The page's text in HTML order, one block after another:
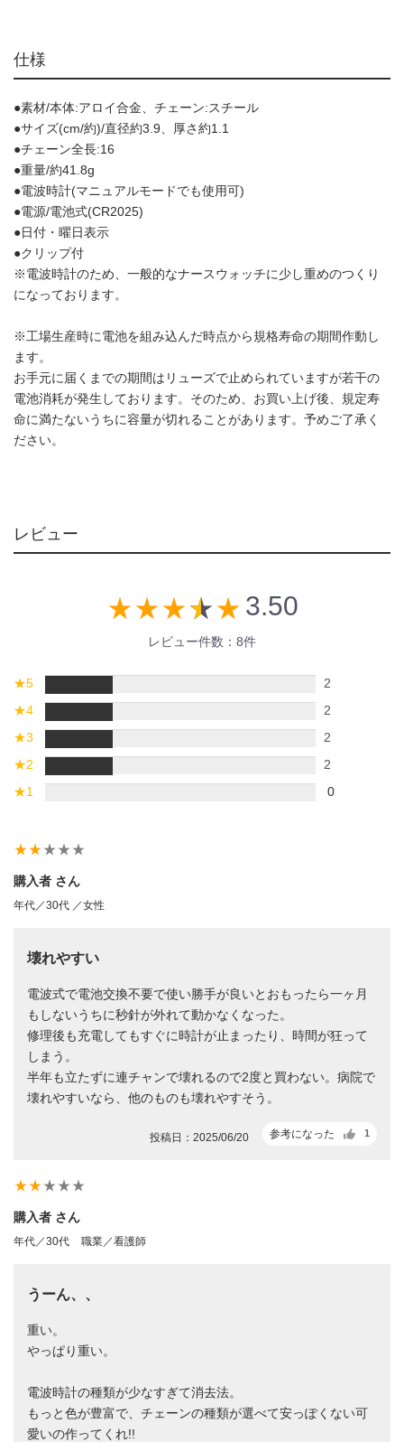
仕様
●素材/本体:アロイ合金、チェーン:スチール
●サイズ(cm/約)/直径約3.9、厚さ約1.1
●チェーン全長:16
●重量/約41.8g
●電波時計(マニュアルモードでも使用可)
●電源/電池式(CR2025)
●日付・曜日表示
●クリップ付
※電波時計のため、一般的なナースウォッチに少し重めのつくり
になっております。
※工場生産時に電池を組み込んだ時点から規格寿命の期間作動し
ます。
お手元に届くまでの期間はリューズで止められていますが若干の
電池消耗が発生しております。そのため、お買い上げ後、規定寿
命に満たないうちに容量が切れることがあります。予めご了承く
ださい。
レビュー
star_rate star_rate star_ratestar_rate star_rate 3.50
レビュー件数：8件
★5
2
★4
2
★3
2
★2
2
★1 0
star_ratestar_ratestar_rate star_rate star_rate
購入者 さん
年代／30代 ／女性
壊れやすい
電波式で電池交換不要で使い勝手が良いとおもったら一ヶ月
もしないうちに秒針が外れて動かなくなった。
修理後も充電してもすぐに時計が止まったり、時間が狂って
しまう。
半年も立たずに連チャンで壊れるので2度と買わない。病院で
壊れやすいなら、他のものも壊れやすそう。
参考になった 1
投稿日：2025/06/20
star_ratestar_ratestar_rate star_rate star_rate
購入者 さん
年代／30代 職業／看護師
うーん、、
重い。
やっぱり重い。
電波時計の種類が少なすぎて消去法。
もっと色が豊富で、チェーンの種類が選べて安っぽくない可
愛いの作ってくれ!!